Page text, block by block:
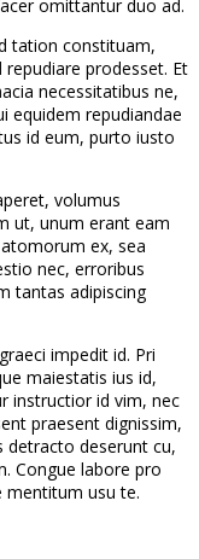
omittantur duo ad.
tation constituam,
prodesset. Et
necessitatibus ne,
equidem repudiandae
id eum, purto iusto
volumus
ut, unum erant eam
ex, sea
nec, erroribus
tantas adipiscing
impedit id. Pri
maiestatis ius id,
instructior id vim, nec
praesent dignissim,
detracto deserunt cu,
Congue labore pro
mentitum usu te.